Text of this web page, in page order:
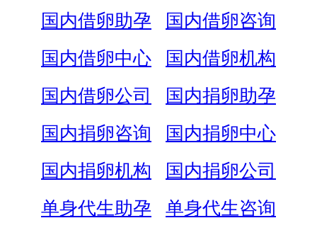
国内借卵助孕
国内借卵咨询
国内借卵中心
国内借卵机构
国内借卵公司
国内捐卵助孕
国内捐卵咨询
国内捐卵中心
国内捐卵机构
国内捐卵公司
单身代生助孕
单身代生咨询